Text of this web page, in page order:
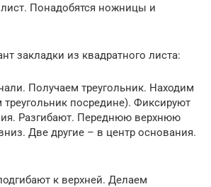
Понадобятся ножницы и
закладки из квадратного листа:
Получаем треугольник. Находим
треугольник посредине). Фиксируют
Разгибают. Переднюю верхнюю
Две другие – в центр основания.
к верхней. Делаем